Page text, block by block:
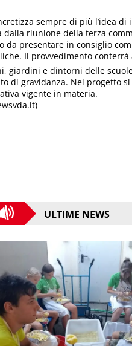
sempre di più l’idea
dalla riunione della terza
da presentare in consiglio
Il provvedimento conterrà
giardini e dintorni delle
di gravidanza. Nel progetto
vigente in materia.
ULTIME NEWS